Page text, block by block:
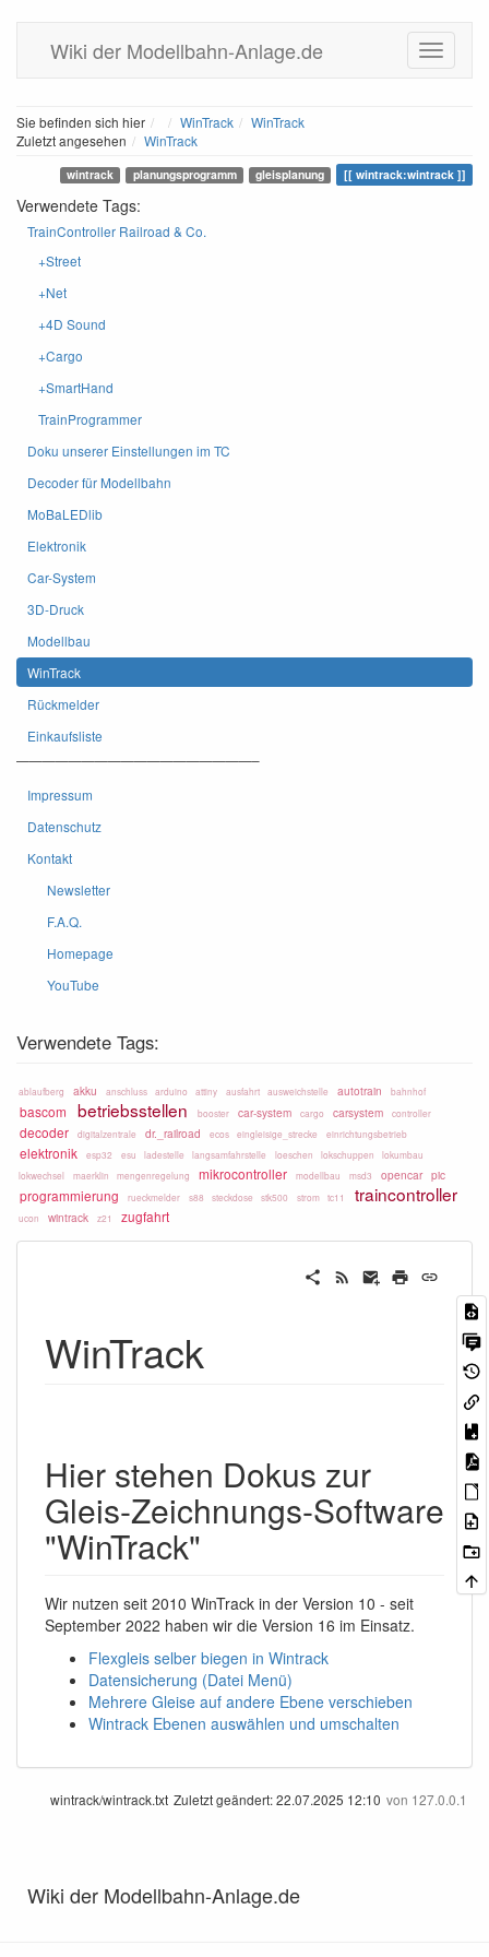
Wiki der Modellbahn-Anlage.de
Sie befinden sich hier Home
WinTrack
WinTrack
Zuletzt angesehen
WinTrack
wintrack planungsprogramm gleisplanung wintrack:wintrack
Verwendete Tags:
TrainController Railroad & Co.
+Street
+Net
+4D Sound
+Cargo
+SmartHand
TrainProgrammer
Doku unserer Einstellungen im TC
Decoder für Modellbahn
MoBaLEDlib
Elektronik
Car-System
3D-Druck
Modellbau
WinTrack
Rückmelder
Einkaufsliste
——————————————————–
Impressum
Datenschutz
Kontakt
Newsletter
F.A.Q.
Homepage
YouTube
Verwendete Tags:
ablaufberg akku anschluss arduino attiny ausfahrt ausweichstelle autotrain bahnhof
bascom betriebsstellen booster car-system cargo carsystem controller
decoder digitalzentrale dr._railroad ecos eingleisige_strecke einrichtungsbetrieb
elektronik esp32 esu ladestelle langsamfahrstelle loeschen lokschuppen
lokumbau
lokwechsel
maerklin mengenregelung mikrocontroller modellbau msd3 opencar pic
programmierung rueckmelder s88 steckdose stk500 strom tc11 traincontroller
ucon wintrack z21 zugfahrt
WinTrack
Hier stehen Dokus zur
Gleis-Zeichnungs-Software
"WinTrack"
Wir nutzen seit 2010 WinTrack in der Version 10 - seit
September 2022 haben wir die Version 16 im Einsatz.
Flexgleis selber biegen in Wintrack
Datensicherung (Datei Menü)
Mehrere Gleise auf andere Ebene verschieben
Wintrack Ebenen auswählen und umschalten
wintrack/wintrack.txt Zuletzt geändert:22.07.2025 12:10 von 127.0.0.1
Wiki der Modellbahn-Anlage.de